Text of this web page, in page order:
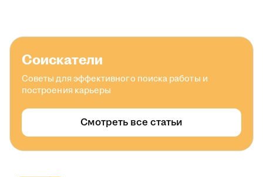
Соискатели
Советы для эффективного поиска работы и
построения карьеры
Смотреть все статьи